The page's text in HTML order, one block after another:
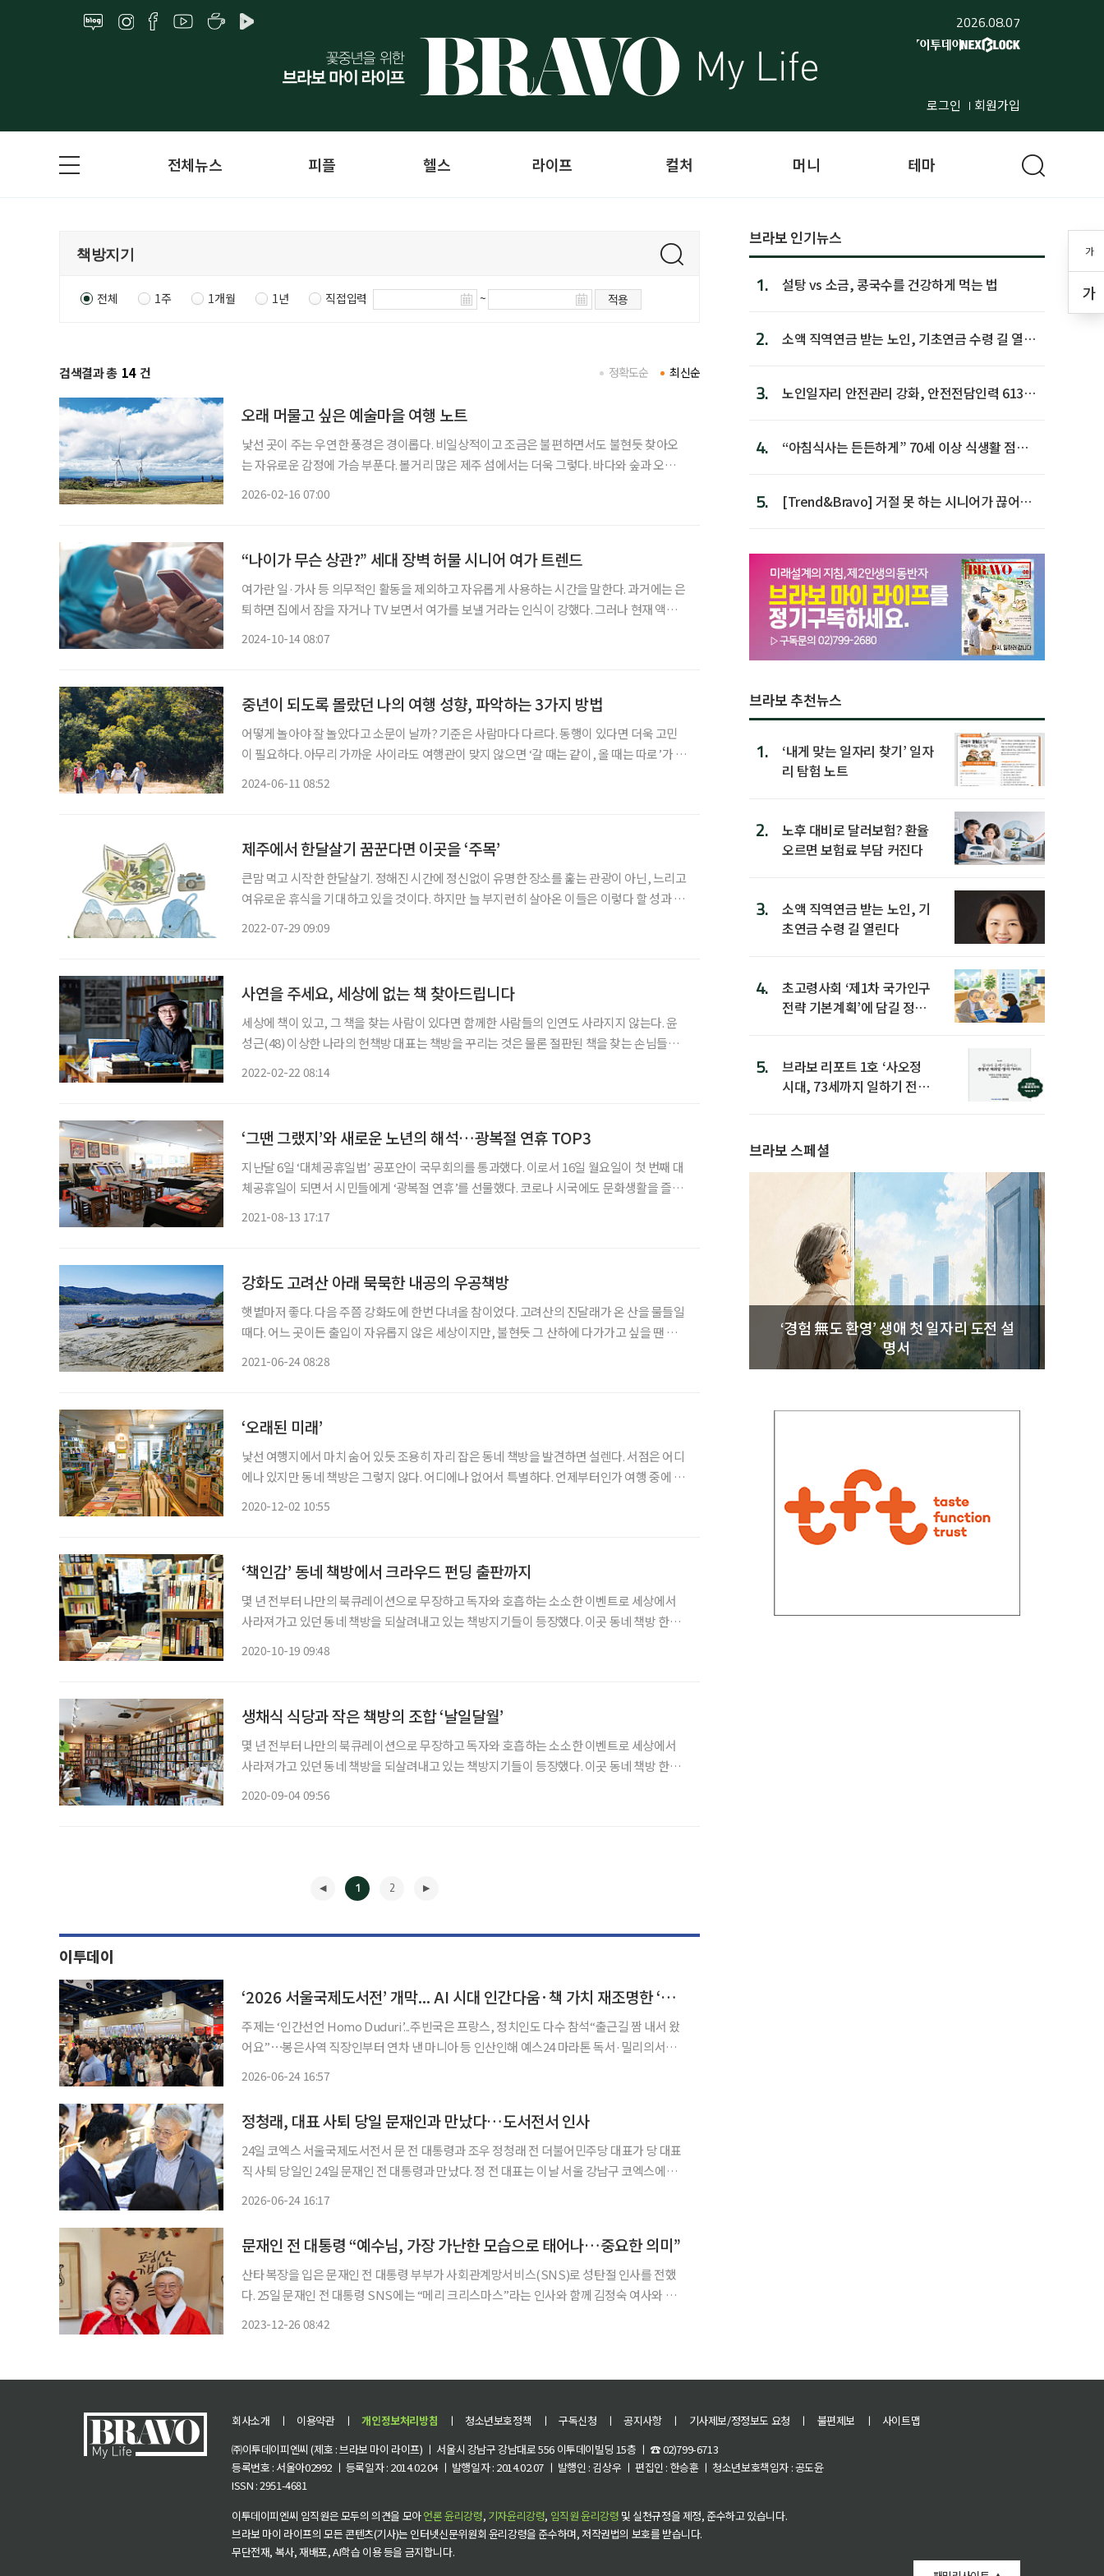
2026.08.07
로그인 회원가입
가
가
전체뉴스 피플 헬스 라이프 컬처 머니 테마
전체 1주 1개월 1년 직접입력 ~ 적용
검색결과 총 14 건 최신순
정확도순
오래 머물고 싶은 예술마을 여행 노트
낯선 곳이 주는 우연한 풍경은 경이롭다. 비일상적이고 조금은 불편하면서도 불현듯 찾아오
는 자유로운 감정에 가슴 부푼다. 볼거리 많은 제주 섬에서는 더욱 그렇다. 바다와 숲과 오름이
2026-02-16 07:00
“나이가 무슨 상관?” 세대 장벽 허물 시니어 여가 트렌드
여가란 일·가사 등 의무적인 활동을 제외하고 자유롭게 사용하는 시간을 말한다. 과거에는 은
퇴하면 집에서 잠을 자거나 TV 보면서 여가를 보낼 거라는 인식이 강했다. 그러나 현재 액티
2024-10-14 08:07
중년이 되도록 몰랐던 나의 여행 성향, 파악하는 3가지 방법
어떻게 놀아야 잘 놀았다고 소문이 날까? 기준은 사람마다 다르다. 동행이 있다면 더욱 고민
이 필요하다. 아무리 가까운 사이라도 여행관이 맞지 않으면 ‘갈 때는 같이, 올 때는 따로’가 된
2024-06-11 08:52
제주에서 한달살기 꿈꾼다면 이곳을 ‘주목’
큰맘 먹고 시작한 한달살기. 정해진 시간에 정신없이 유명한 장소를 훑는 관광이 아닌, 느리고
여유로운 휴식을 기대하고 있을 것이다. 하지만 늘 부지런히 살아온 이들은 이렇다 할 성과 없
2022-07-29 09:09
사연을 주세요, 세상에 없는 책 찾아드립니다
세상에 책이 있고, 그 책을 찾는 사람이 있다면 함께한 사람들의 인연도 사라지지 않는다. 윤
성근(48) 이상한 나라의 헌책방 대표는 책방을 꾸리는 것은 물론 절판된 책을 찾는 손님들을
2022-02-22 08:14
‘그땐 그랬지’와 새로운 노년의 해석…광복절 연휴 TOP3
지난달 6일 ‘대체공휴일법’ 공포안이 국무회의를 통과했다. 이로서 16일 월요일이 첫 번째 대
체공휴일이 되면서 시민들에게 ‘광복절 연휴’를 선물했다. 코로나 시국에도 문화생활을 즐기
2021-08-13 17:17
강화도 고려산 아래 묵묵한 내공의 우공책방
햇볕마저 좋다. 다음 주쯤 강화도에 한번 다녀올 참이었다. 고려산의 진달래가 온 산을 물들일
때다. 어느 곳이든 출입이 자유롭지 않은 세상이지만, 불현듯 그 산하에 다가가고 싶을 땐 어
2021-06-24 08:28
‘오래된 미래’
낯선 여행지에서 마치 숨어 있듯 조용히 자리 잡은 동네 책방을 발견하면 설렌다. 서점은 어디
에나 있지만 동네 책방은 그렇지 않다. 어디에나 없어서 특별하다. 언제부터인가 여행 중에 들
2020-12-02 10:55
‘책인감’ 동네 책방에서 크라우드 펀딩 출판까지
몇 년 전부터 나만의 북큐레이션으로 무장하고 독자와 호흡하는 소소한 이벤트로 세상에서
사라져가고 있던 동네 책방을 되살려내고 있는 책방지기들이 등장했다. 이곳 동네 책방 한쪽
2020-10-19 09:48
생채식 식당과 작은 책방의 조합 ‘날일달월’
몇 년 전부터 나만의 북큐레이션으로 무장하고 독자와 호흡하는 소소한 이벤트로 세상에서
사라져가고 있던 동네 책방을 되살려내고 있는 책방지기들이 등장했다. 이곳 동네 책방 한쪽
2020-09-04 09:56
1 2
이투데이
‘2026 서울국제도서전’ 개막... AI 시대 인간다움·책 가치 재조명한 ‘사유의 대장간’[르포]
주제는 ‘인간선언 Homo Duduri’...주빈국은 프랑스, 정치인도 다수 참석“출근길 짬 내서 왔
어요”⋯봉은사역 직장인부터 연차 낸 마니아 등 인산인해 예스24 마라톤 독서·밀리의서재
2026-06-24 16:57
정청래, 대표 사퇴 당일 문재인과 만났다…도서전서 인사
24일 코엑스 서울국제도서전서 문 전 대통령과 조우 정청래 전 더불어민주당 대표가 당 대표
직 사퇴 당일인 24일 문재인 전 대통령과 만났다. 정 전 대표는 이날 서울 강남구 코엑스에서
2026-06-24 16:17
문재인 전 대통령 “예수님, 가장 가난한 모습으로 태어나…중요한 의미”
산타 복장을 입은 문재인 전 대통령 부부가 사회관계망서비스(SNS)로 성탄절 인사를 전했
다. 25일 문재인 전 대통령 SNS에는 “메리 크리스마스”라는 인사와 함께 김정숙 여사와 산타
2023-12-26 08:42
브라보 인기뉴스
1. 설탕 vs 소금, 콩국수를 건강하게 먹는 법
2.
소액 직역연금 받는 노인, 기초연금 수령 길 열린
3.
노인일자리 안전관리 강화, 안전전담인력 613명
4.
“아침식사는 든든하게” 70세 이상 식생활 점수
5.
[Trend&Bravo] 거절 못 하는 시니어가 끊어야
브라보 추천뉴스
1.
‘내게 맞는 일자리 찾기’ 일자
리 탐험 노트
2.
노후 대비로 달러보험? 환율
오르면 보험료 부담 커진다
3.
소액 직역연금 받는 노인, 기
초연금 수령 길 열린다
4.
초고령사회 ‘제1차 국가인구
전략 기본계획’에 담길 정책
5.
브라보 리포트 1호 ‘사오정
시대, 73세까지 일하기 전략’
브라보 스페셜
‘경험 無도 환영’ 생애 첫 일자리 도전 설
명서
회사소개 ㅣ 이용약관 ㅣ 개인정보처리방침 ㅣ 청소년보호정책 ㅣ 구독신청 ㅣ 공지사항 ㅣ 기사제보/정정보도 요청 ㅣ 불편제보 ㅣ
사이트맵
㈜이투데이피엔씨 (제호 : 브라보 마이 라이프) ㅣ 서울시 강남구 강남대로 556 이투데이빌딩 15층 ㅣ ☎ 02)799-6713
등록번호 : 서울아02992 ㅣ 등록일자 : 2014.02.04 ㅣ 발행일자 : 2014.02.07 ㅣ 발행인 : 김상우 ㅣ 편집인 : 한승훈 ㅣ 청소년보호책임자 : 공도윤
ISSN : 2951-4681
이투데이피엔씨 임직원은 모두의 의견을 모아언론 윤리강령, 기자윤리강령, 임직원 윤리강령 및 실천규정을 제정, 준수하고 있습니다.
브라보 마이 라이프의 모든 콘텐츠(기사)는 인터넷신문위원회 윤리강령을 준수하며, 저작권법의 보호를 받습니다.
무단전재, 복사, 재배포, AI학습 이용 등을 금지합니다.